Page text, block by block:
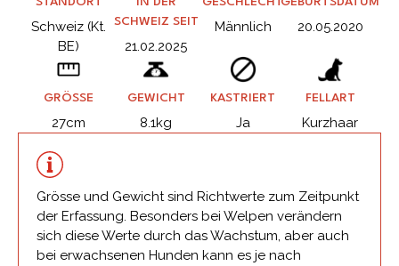
Schweiz (Kt.
BE)
SCHWEIZ SEIT
21.02.2025
Männlich 20.05.2020
GRÖSSE
27cm
GEWICHT
8.1kg
KASTRIERT
Ja
FELLART
Kurzhaar
Grösse und Gewicht sind Richtwerte zum Zeitpunkt
der Erfassung. Besonders bei Welpen verändern
sich diese Werte durch das Wachstum, aber auch
bei erwachsenen Hunden kann es je nach